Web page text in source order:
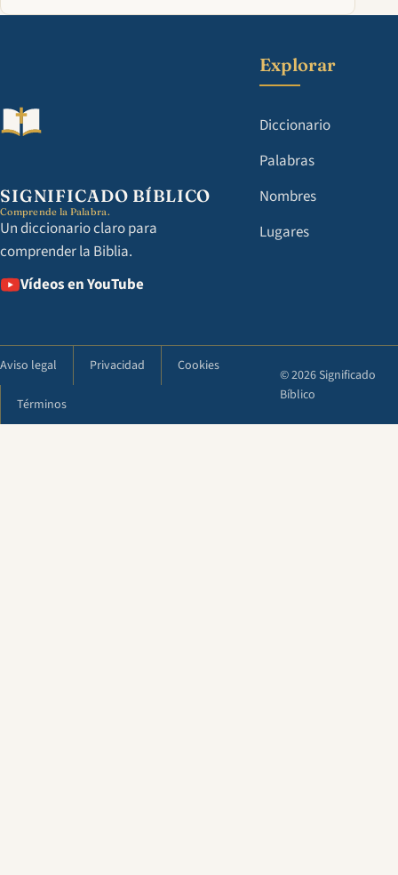
SIGNIFICADO BÍBLICO
Comprende la Palabra.
Un diccionario claro para
comprender la Biblia.
Vídeos en YouTube
Explorar
Diccionario
Palabras
Nombres
Lugares
Aviso legal Privacidad Cookies
Términos
© 2026 Significado
Bíblico